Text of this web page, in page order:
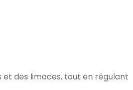
des limaces, tout en régulant